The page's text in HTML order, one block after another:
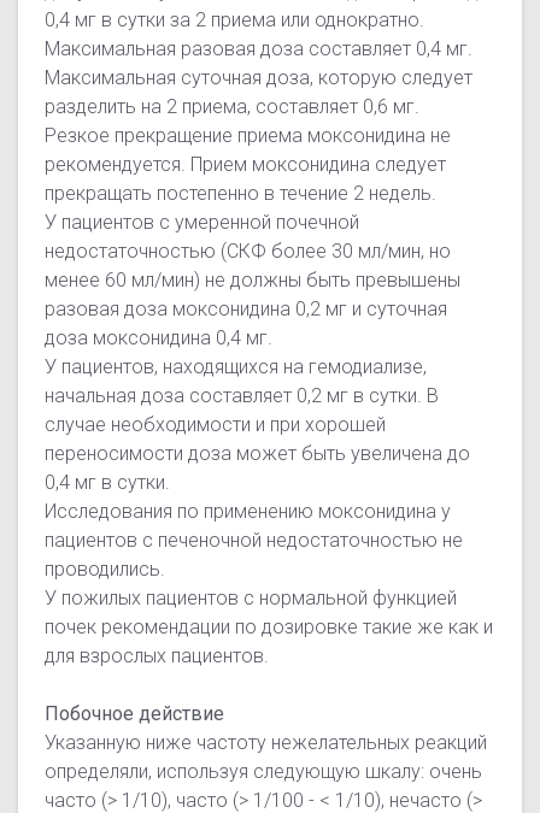
0,4 мг в сутки за 2 приема или однократно.
Максимальная разовая доза составляет 0,4 мг.
Максимальная суточная доза, которую следует
разделить на 2 приема, составляет 0,6 мг.
Резкое прекращение приема моксонидина не
рекомендуется. Прием моксонидина следует
прекращать постепенно в течение 2 недель.
У пациентов с умеренной почечной
недостаточностью (СКФ более 30 мл/мин, но
менее 60 мл/мин) не должны быть превышены
разовая доза моксонидина 0,2 мг и суточная
доза моксонидина 0,4 мг.
У пациентов, находящихся на гемодиализе,
начальная доза составляет 0,2 мг в сутки. В
случае необходимости и при хорошей
переносимости доза может быть увеличена до
0,4 мг в сутки.
Исследования по применению моксонидина у
пациентов с печеночной недостаточностью не
проводились.
У пожилых пациентов с нормальной функцией
почек рекомендации по дозировке такие же как и
для взрослых пациентов.
Побочное действие
Указанную ниже частоту нежелательных реакций
определяли, используя следующую шкалу: очень
часто (> 1/10), часто (> 1/100 - < 1/10), нечасто (>